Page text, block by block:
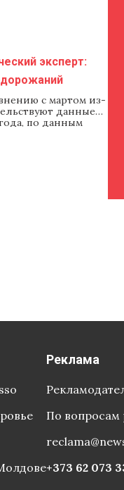
эксперт:
с мартом из-
данные
по данным
достигла 6,8%.
что
Реклама
По вопросам
+373 62 073